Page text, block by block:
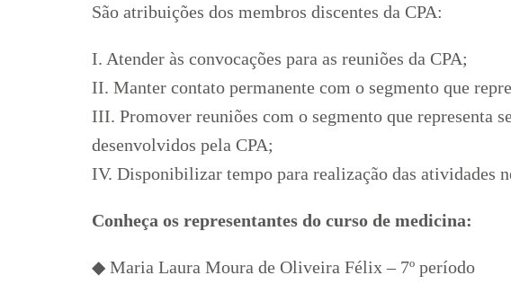
São atribuições dos membros discentes da CPA:
I. Atender às convocações para as reuniões da CPA;
II. Manter contato permanente com o segmento que
III. Promover reuniões com o segmento que representa
desenvolvidos pela CPA;
IV. Disponibilizar tempo para realização das atividades
Conheça os representantes do curso de medicina:
◆ Maria Laura Moura de Oliveira Félix – 7º período